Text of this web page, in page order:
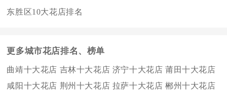
东胜区10大花店排名
更多城市花店排名、榜单
曲靖十大花店 吉林十大花店 济宁十大花店 莆田十大花店
咸阳十大花店 荆州十大花店 拉萨十大花店 郴州十大花店